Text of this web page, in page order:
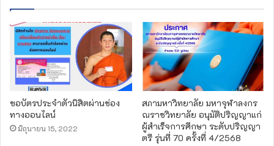
ขอบัตรประจำตัวนิสิตผ่านช่อง
ทางออนไลน์
มิถุนายน 15, 2022
สภามหาวิทยาลัย มหาจุฬาลงกร
ณราชวิทยาลัย อนุมัติปริญญาแก่
ผู้สำเร็จการศึกษา ระดับปริญญา
ตรี รุ่นที่ 70 ครั้งที่ 4/2568